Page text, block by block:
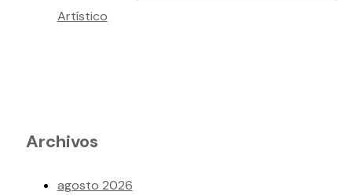
Artístico
Archivos
agosto 2026